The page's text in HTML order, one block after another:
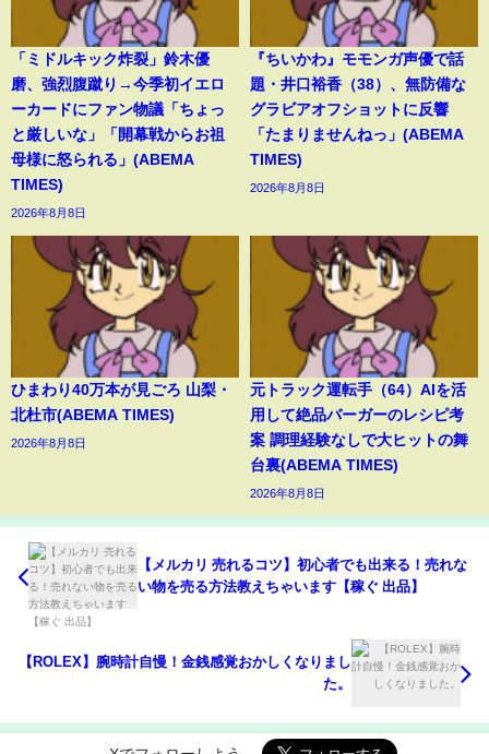
「ミドルキック炸裂」鈴木優
磨、強烈腹蹴り→今季初イエロ
ーカードにファン物議「ちょっ
と厳しいな」「開幕戦からお祖
母様に怒られる」(ABEMA
TIMES)
2026年8月8日
『ちいかわ』モモンガ声優で話
題・井口裕香（38）、無防備な
グラビアオフショットに反響
「たまりませんねっ」(ABEMA
TIMES)
2026年8月8日
ひまわり40万本が見ごろ 山梨・
北杜市(ABEMA TIMES)
2026年8月8日
元トラック運転手（64）AIを活
用して絶品バーガーのレシピ考
案 調理経験なしで大ヒットの舞
台裏(ABEMA TIMES)
2026年8月8日
【メルカリ 売れるコツ】初心者でも出来る！売れな
い物を売る方法教えちゃいます【稼ぐ 出品】
【ROLEX】腕時計自慢！金銭感覚おかしくなりまし
た。